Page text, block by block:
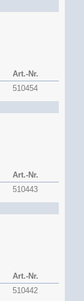
Art.-Nr.
510454
Art.-Nr.
510443
Art.-Nr.
510442